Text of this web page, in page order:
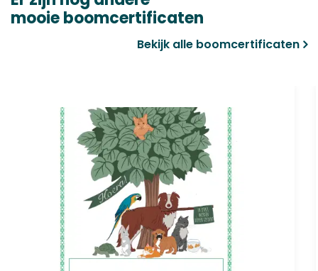
mooie boomcertificaten
Bekijk alle boomcertificaten